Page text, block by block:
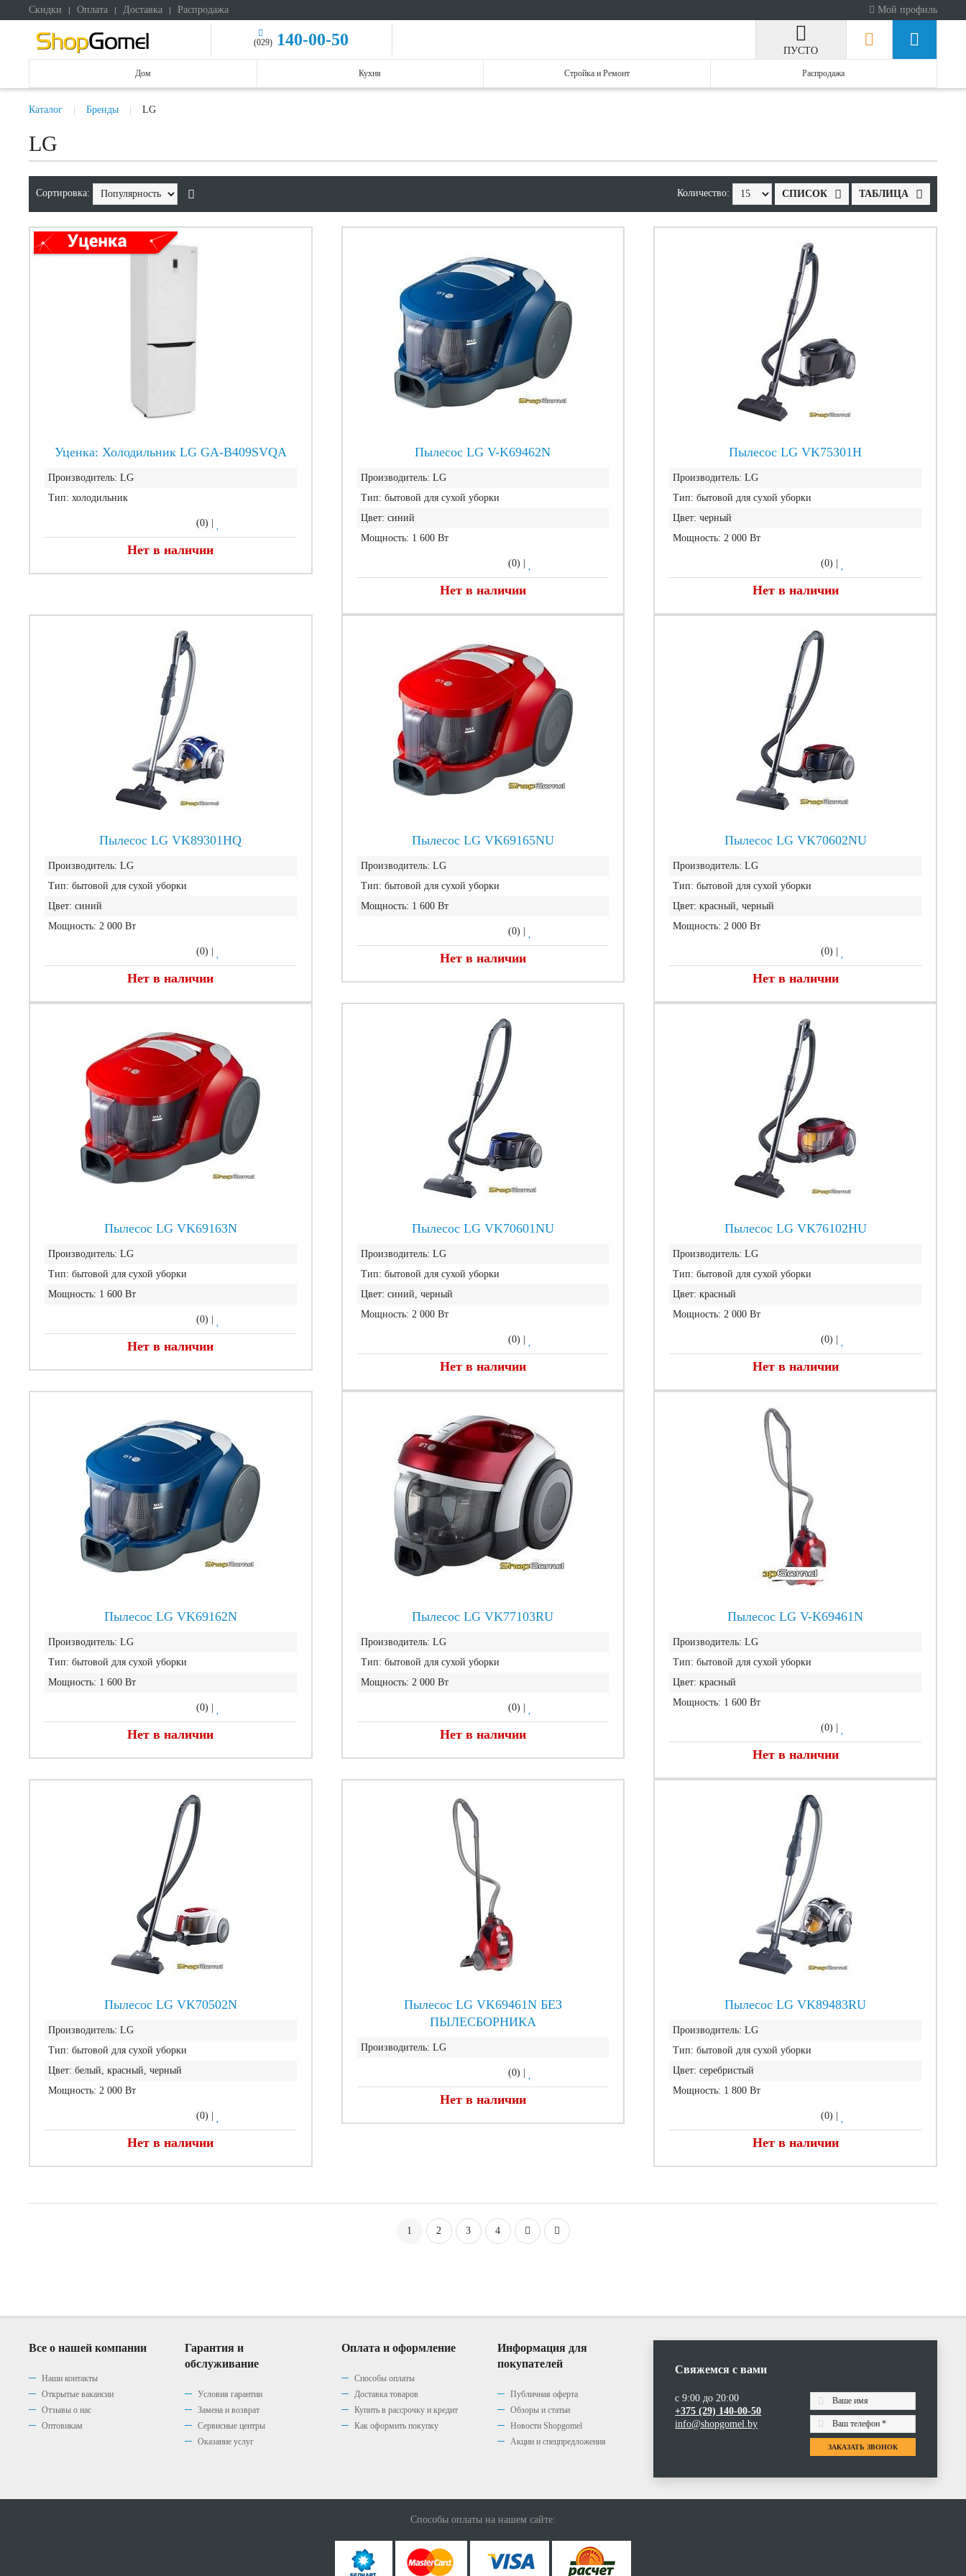
Скидки Оплата Доставка Распродажа Мой профиль
(029) 140-00-50
ПУСТО
Дом Кухня Стройка и Ремонт Распродажа
Каталог Бренды LG
LG
Сортировка: Количество: СПИСОК ТАБЛИЦА
Уценка: Холодильник LG GA-B409SVQA
Производитель: LG
Тип: холодильник
(0)
Нет в наличии
Пылесос LG V-K69462N
Производитель: LG
Тип: бытовой для сухой уборки
Цвет: синий
Мощность: 1 600 Вт
(0)
Нет в наличии
Пылесос LG VK75301H
Производитель: LG
Тип: бытовой для сухой уборки
Цвет: черный
Мощность: 2 000 Вт
(0)
Нет в наличии
Пылесос LG VK89301HQ
Производитель: LG
Тип: бытовой для сухой уборки
Цвет: синий
Мощность: 2 000 Вт
(0)
Нет в наличии
Пылесос LG VK69165NU
Производитель: LG
Тип: бытовой для сухой уборки
Мощность: 1 600 Вт
(0)
Нет в наличии
Пылесос LG VK70602NU
Производитель: LG
Тип: бытовой для сухой уборки
Цвет: красный, черный
Мощность: 2 000 Вт
(0)
Нет в наличии
Пылесос LG VK69163N
Производитель: LG
Тип: бытовой для сухой уборки
Мощность: 1 600 Вт
(0)
Нет в наличии
Пылесос LG VK70601NU
Производитель: LG
Тип: бытовой для сухой уборки
Цвет: синий, черный
Мощность: 2 000 Вт
(0)
Нет в наличии
Пылесос LG VK76102HU
Производитель: LG
Тип: бытовой для сухой уборки
Цвет: красный
Мощность: 2 000 Вт
(0)
Нет в наличии
Пылесос LG VK69162N
Производитель: LG
Тип: бытовой для сухой уборки
Мощность: 1 600 Вт
(0)
Нет в наличии
Пылесос LG VK77103RU
Производитель: LG
Тип: бытовой для сухой уборки
Мощность: 2 000 Вт
(0)
Нет в наличии
Пылесос LG V-K69461N
Производитель: LG
Тип: бытовой для сухой уборки
Цвет: красный
Мощность: 1 600 Вт
(0)
Нет в наличии
Пылесос LG VK70502N
Производитель: LG
Тип: бытовой для сухой уборки
Цвет: белый, красный, черный
Мощность: 2 000 Вт
(0)
Нет в наличии
Пылесос LG VK69461N БЕЗ
ПЫЛЕСБОРНИКА
Производитель: LG
(0)
Нет в наличии
Пылесос LG VK89483RU
Производитель: LG
Тип: бытовой для сухой уборки
Цвет: серебристый
Мощность: 1 800 Вт
(0)
Нет в наличии
1 2 3 4
Все о нашей компании
Наши контакты
Открытые вакансии
Отзывы о нас
Оптовикам
Гарантия и
обслуживание
Условия гарантии
Замена и возврат
Сервисные центры
Оказание услуг
Оплата и оформление
Способы оплаты
Доставка товаров
Купить в рассрочку и кредит
Как оформить покупку
Информация для
покупателей
Публичная оферта
Обзоры и статьи
Новости Shopgomel
Акции и спецпредложения
Свяжемся с вами
с 9:00 до 20:00
+375 (29) 140-00-50
info@shopgomel.by
ЗАКАЗАТЬ ЗВОНОК
Способы оплаты на нашем сайте: